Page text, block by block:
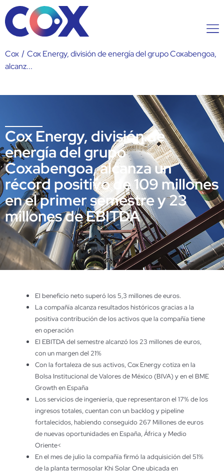
Cox / Cox Energy, división de energía del grupo Coxabengoa,
alcanz...
Cox Energy, división de
energía del grupo
Coxabengoa, alcanza un
récord positivo de 109 millones
en el primer semestre y 23
millones de EBITDA
El beneficio neto superó los 5,3 millones de euros.
La compañía alcanza resultados históricos gracias a la
positiva contribución de los activos que la compañía tiene
en operación
El EBITDA del semestre alcanzó los 23 millones de euros,
con un margen del 21%
Con la fortaleza de sus activos, Cox Energy cotiza en la
Bolsa Institucional de Valores de México (BIVA) y en el BME
Growth en España
Los servicios de ingeniería, que representaron el 17% de los
ingresos totales, cuentan con un backlog y pipeline
fortalecidos, habiendo conseguido 267 Millones de euros
de nuevas oportunidades en España, África y Medio
Oriente<
En el mes de julio la compañía firmó la adquisición del 51%
de la planta termosolar Khi Solar One ubicada en